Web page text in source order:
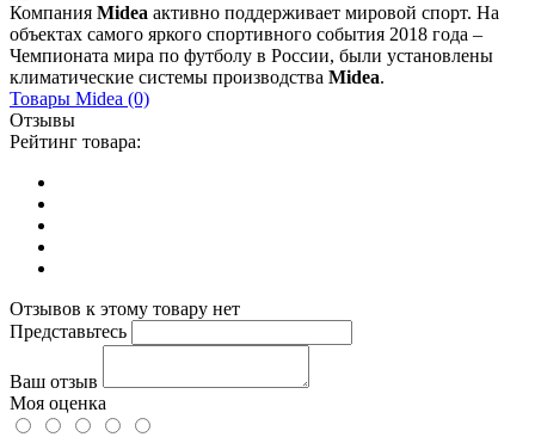
Компания Midea активно поддерживает мировой спорт. На
объектах самого яркого спортивного события 2018 года –
Чемпионата мира по футболу в России, были установлены
климатические системы производства Midea.
Товары Midea (0)
Отзывы
Рейтинг товара:
Отзывов к этому товару нет
Представьтесь
Ваш отзыв
Моя оценка